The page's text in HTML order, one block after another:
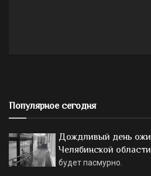
Популярное сегодня
Дождливый день
Челябинской области
будет пасмурно.